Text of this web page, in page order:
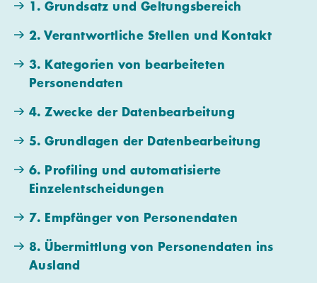
1. Grundsatz und Geltungsbereich
2. Verantwortliche Stellen und Kontakt
3. Kategorien von bearbeiteten
Personendaten
4. Zwecke der Datenbearbeitung
5. Grundlagen der Datenbearbeitung
6. Profiling und automatisierte
Einzelentscheidungen
7. Empfänger von Personendaten
8. Übermittlung von Personendaten ins
Ausland